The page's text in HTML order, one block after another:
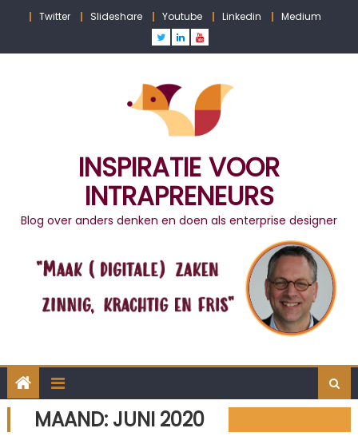
Twitter Slideshare Youtube Linkedin Medium
INSPIRATIE VOOR
INTRAPRENEURS
Blog over anders denken en doen als enterprise designer
MAAND: JUNI 2020